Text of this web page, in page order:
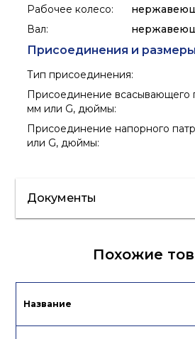
Рабочее колесо:
Вал:
Присоединения и размеры
Тип присоединения:
Присоединение всасывающего
мм или G, дюймы:
Присоединение напорного
или G, дюймы:
Документы
Декларация
Каталог
продукции
Похожие
Название